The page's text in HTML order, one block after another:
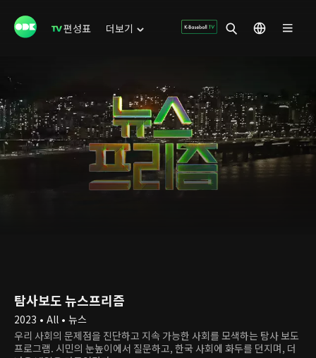
편성표 더보기
탐사보도 뉴스프리즘
2023 • All • 뉴스
우리 사회의 문제점을 진단하고 지속 가능한 사회를 모색하는 탐사 보도
프로그램. 시민의 눈높이에서 질문하고, 한국 사회에 화두를 던지며, 더